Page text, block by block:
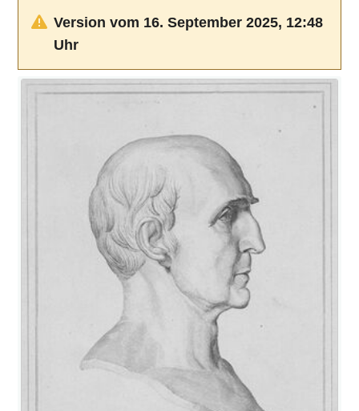
Version vom 16. September 2025, 12:48
Uhr